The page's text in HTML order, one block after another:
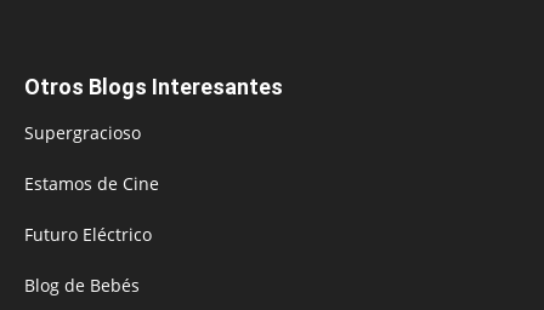
Otros Blogs Interesantes
Supergracioso
Estamos de Cine
Futuro Eléctrico
Blog de Bebés